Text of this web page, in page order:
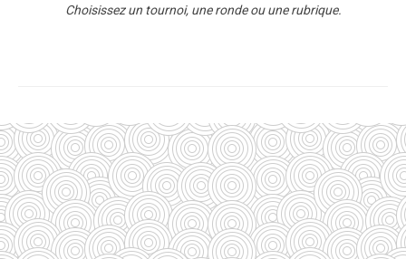
Choisissez un tournoi, une ronde ou une rubrique.